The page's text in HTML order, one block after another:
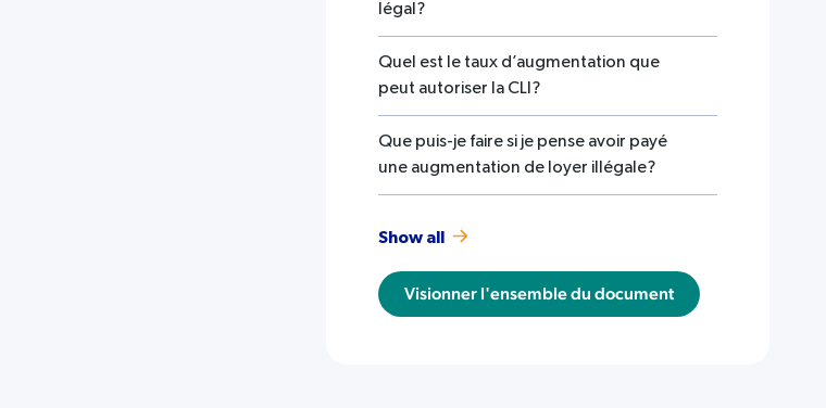
légal?
Quel est le taux d’augmentation que
peut autoriser la CLI?
Que puis-je faire si je pense avoir payé
une augmentation de loyer illégale?
Show all
Visionner l'ensemble du document